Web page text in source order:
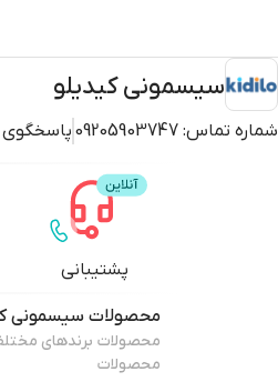
سیسمونی کیدیلو
شماره تماس: 09205903747
پشتیبانی
محصولات سیسمونی
محصولات برندهای
محصولات